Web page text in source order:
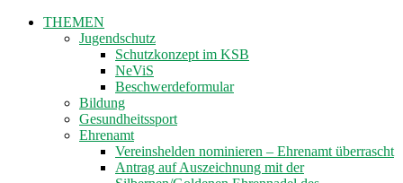
THEMEN
Jugendschutz
Schutzkonzept im KSB
NeViS
Beschwerdeformular
Bildung
Gesundheitssport
Ehrenamt
Vereinshelden nominieren – Ehrenamt überrascht
Antrag auf Auszeichnung mit der